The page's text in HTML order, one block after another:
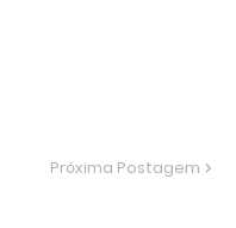
Próxima Postagem